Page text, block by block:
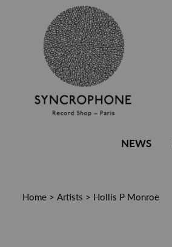
NEWS
Home > Artists > Hollis P Monroe